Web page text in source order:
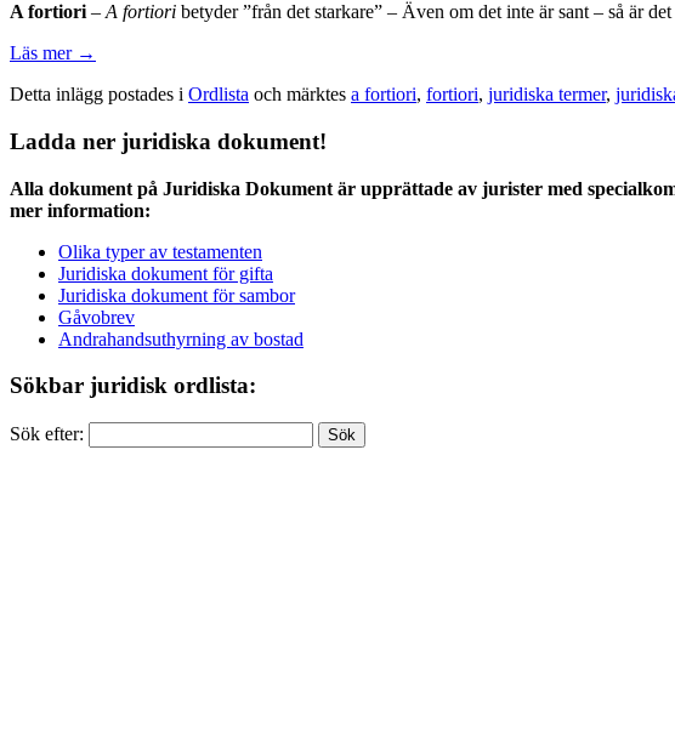
A fortiori – A fortiori betyder ”från det starkare” – Även om det inte är sant – så är
Läs mer →
Detta inlägg postades i Ordlista och märktes a fortiori, fortiori, juridiska termer,
Ladda ner juridiska dokument!
Alla dokument på Juridiska Dokument är upprättade av jurister med
mer information:
Olika typer av testamenten
Juridiska dokument för gifta
Juridiska dokument för sambor
Gåvobrev
Andrahandsuthyrning av bostad
Sökbar juridisk ordlista:
Sök efter: